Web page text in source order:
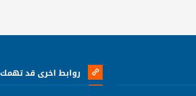
روابط اخرى قد تهمك